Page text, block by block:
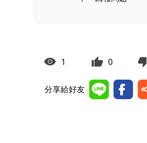
1 0
分享給好友